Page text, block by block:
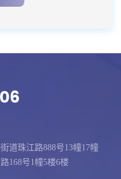
道珠江路888号13幢17幢
168号1幢5楼6楼